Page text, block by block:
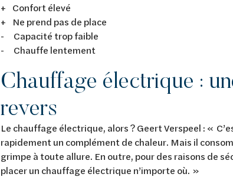
+ Confort élevé
+ Ne prend pas de place
- Capacité trop faible
- Chauffe lentement
Chauffage électrique :
revers
Le chauffage électrique, alors ? Geert Verspeel : «
rapidement un complément de chaleur. Mais il
grimpe à toute allure. En outre, pour des raisons de
placer un chauffage électrique n’importe où. »